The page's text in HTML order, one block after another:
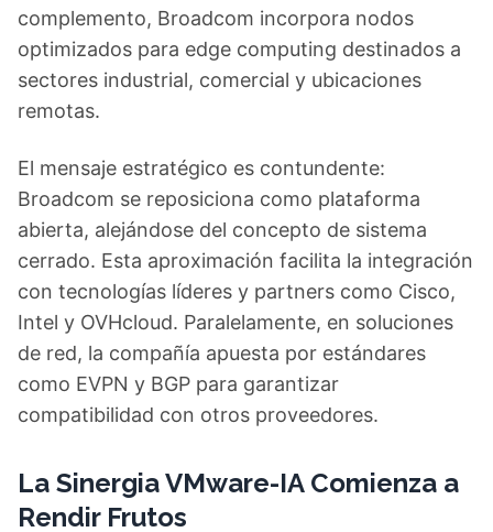
complemento, Broadcom incorpora nodos
optimizados para edge computing destinados a
sectores industrial, comercial y ubicaciones
remotas.
El mensaje estratégico es contundente:
Broadcom se reposiciona como plataforma
abierta, alejándose del concepto de sistema
cerrado. Esta aproximación facilita la integración
con tecnologías líderes y partners como Cisco,
Intel y OVHcloud. Paralelamente, en soluciones
de red, la compañía apuesta por estándares
como EVPN y BGP para garantizar
compatibilidad con otros proveedores.
La Sinergia VMware-IA Comienza a
Rendir Frutos